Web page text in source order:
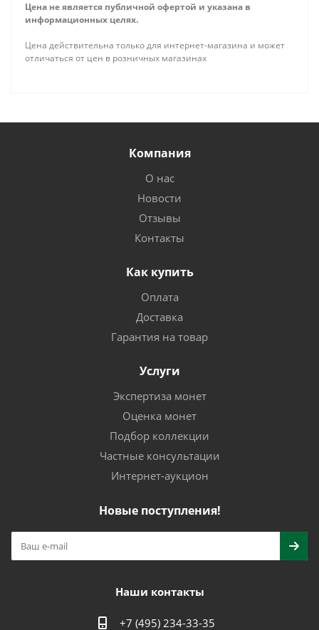
Цена не является публичной офертой и указана в
информационных целях.
Цена действительна только для интернет-магазина и может
отличаться от цен в розничных магазинах
Компания
О нас
Новости
Отзывы
Контакты
Как купить
Оплата
Доставка
Гарантия на товар
Услуги
Экспертиза монет
Оценка монет
Подбор коллекции
Частные консультации
Интернет-аукцион
Новые поступления!
Наши контакты
+7 (495) 234-33-35